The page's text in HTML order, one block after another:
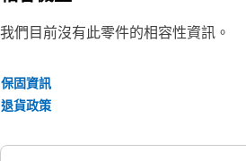
我們目前沒有此零件的相容性資訊。
保固資訊
退貨政策